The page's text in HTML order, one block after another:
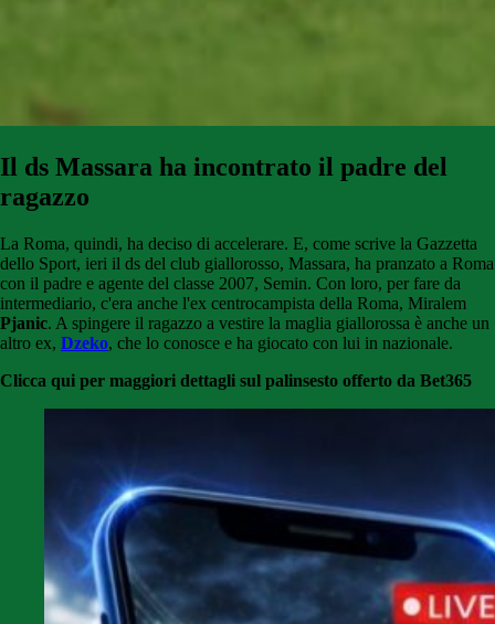
Il ds Massara ha incontrato il padre del
ragazzo
La Roma, quindi, ha deciso di accelerare. E, come scrive la Gazzetta
dello Sport, ieri il ds del club giallorosso, Massara, ha pranzato a Roma
con il padre e agente del classe 2007, Semin. Con loro, per fare da
intermediario, c'era anche l'ex centrocampista della Roma, Miralem
Pjanic. A spingere il ragazzo a vestire la maglia giallorossa è anche un
altro ex, Dzeko, che lo conosce e ha giocato con lui in nazionale.
Clicca qui per maggiori dettagli sul palinsesto offerto da Bet365